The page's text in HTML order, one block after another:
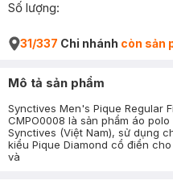
Số lượng:
31/337 Chi nhánh còn sản
Mô tả sản phẩm
Synctives Men's Pique Regular
CMPO0008 là sản phẩm áo
Synctives (Việt Nam), sử dụng
kiểu Pique Diamond cổ điển
và